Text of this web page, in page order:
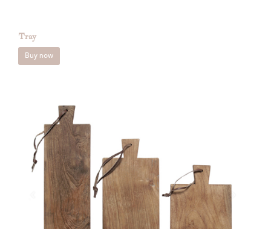
Tray
Buy now